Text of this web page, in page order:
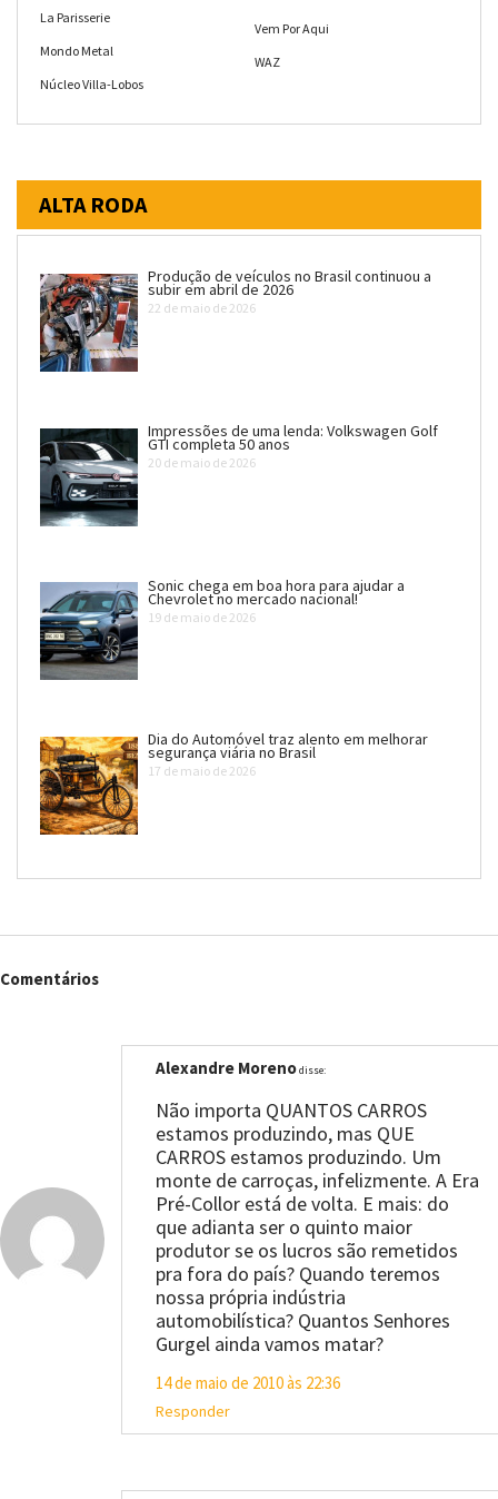
La Parisserie
Mondo Metal
Núcleo Villa-Lobos
Vem Por Aqui
WAZ
ALTA RODA
Produção de veículos no Brasil continuou a
subir em abril de 2026
22 de maio de 2026
Impressões de uma lenda: Volkswagen Golf
GTI completa 50 anos
20 de maio de 2026
Sonic chega em boa hora para ajudar a
Chevrolet no mercado nacional!
19 de maio de 2026
Dia do Automóvel traz alento em melhorar
segurança viária no Brasil
17 de maio de 2026
Comentários
Alexandre Morenodisse:
Não importa QUANTOS CARROS
estamos produzindo, mas QUE
CARROS estamos produzindo. Um
monte de carroças, infelizmente. A Era
Pré-Collor está de volta. E mais: do
que adianta ser o quinto maior
produtor se os lucros são remetidos
pra fora do país? Quando teremos
nossa própria indústria
automobilística? Quantos Senhores
Gurgel ainda vamos matar?
14 de maio de 2010 às 22:36
Responder